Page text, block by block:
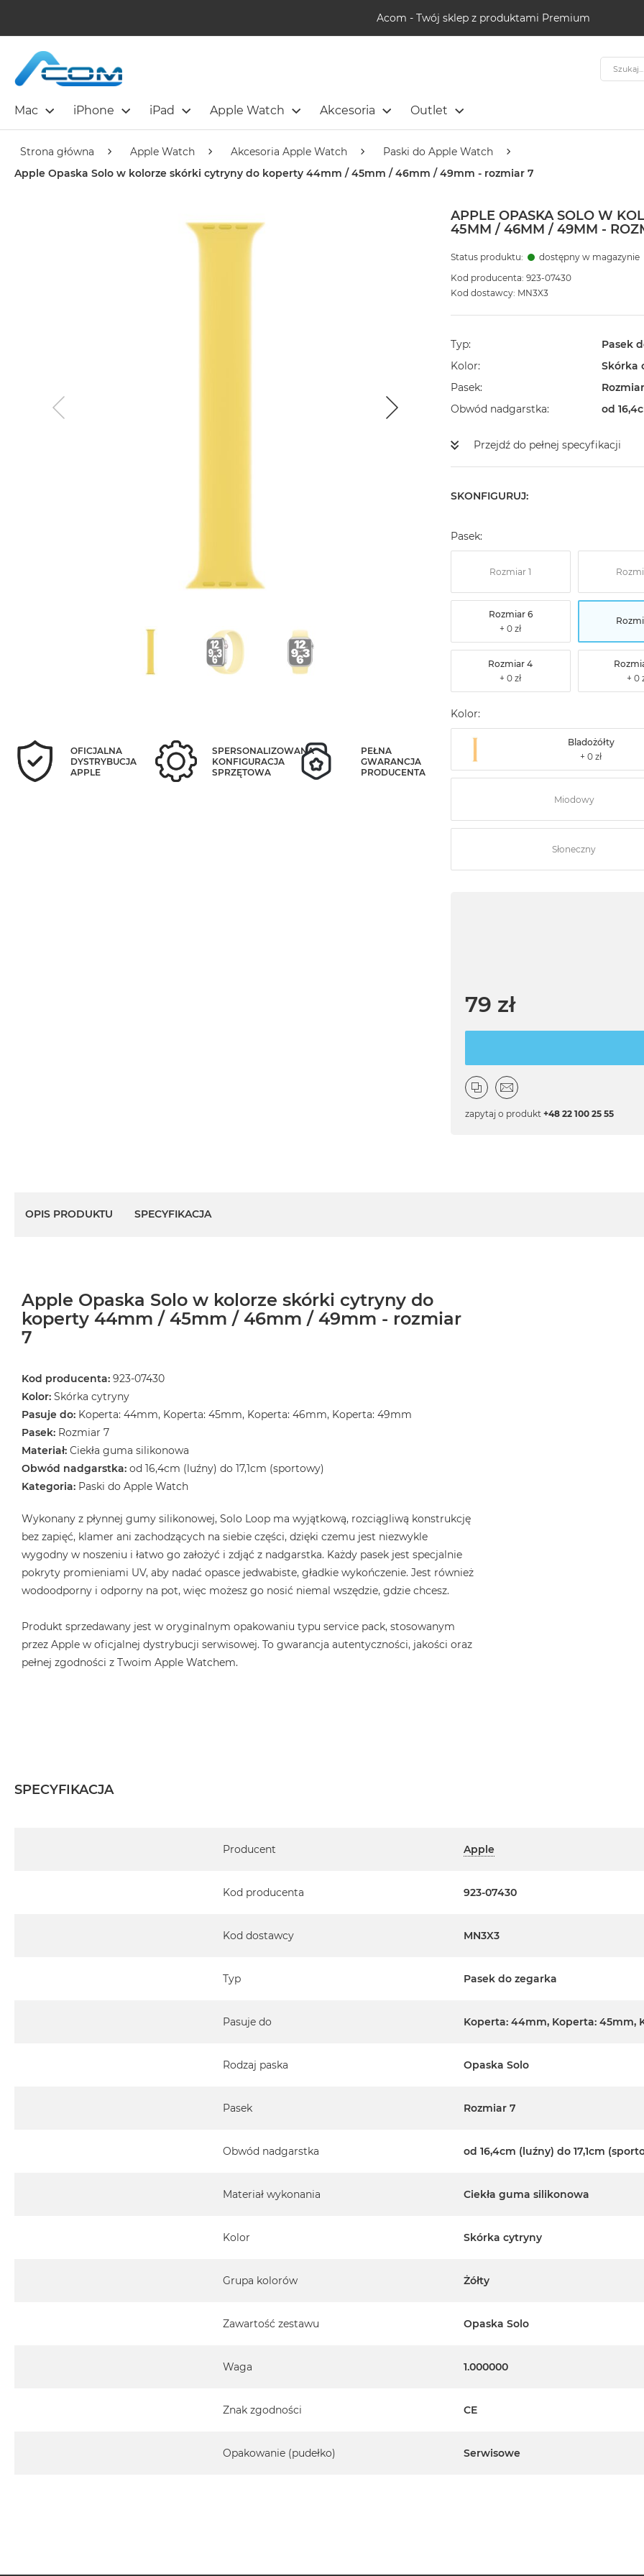
Acom - Twój sklep z produktami Premium
Mac iPhone iPad Apple Watch Akcesoria Outlet
Szukaj
Strona główna Apple Watch Akcesoria Apple Watch
Paski do Apple Watch
Apple Opaska Solo w kolorze skórki cytryny do koperty 44mm / 45mm / 46mm / 49mm - rozmiar 7
APPLE OPASKA SOLO W
45MM / 46MM / 49MM -
Status produktu:
dostępny w magazynie
Kod producenta: 923-07430
Kod dostawcy: MN3X3
Typ
Pasek
Kolor
Skórka
Pasek
Obwód nadgarstka
od
Przejdź do pełnej specyfikacji
SKONFIGURUJ:
Pasek:
Rozmiar 1
Rozmiar 6
Rozmiar 4
Kolor:
Bladożółty
Miodowy
Słoneczny
79 zł
zapytaj o produkt +48 22 100 25 55
OFICJALNA
DYSTRYBUCJA
APPLE
SPERSONALIZOWANA
KONFIGURACJA
SPRZĘTOWA
PEŁNA
GWARANCJA
PRODUCENTA
OPIS PRODUKTU SPECYFIKACJA
Apple Opaska Solo w kolorze skórki cytryny do
koperty 44mm / 45mm / 46mm / 49mm - rozmiar
7
Kod producenta: 923-07430
Kolor: Skórka cytryny
Pasuje do: Koperta: 44mm, Koperta: 45mm, Koperta: 46mm, Koperta: 49mm
Pasek: Rozmiar 7
Materiał: Ciekła guma silikonowa
Obwód nadgarstka: od 16,4cm (luźny) do 17,1cm (sportowy)
Kategoria: Paski do Apple Watch
Wykonany z płynnej gumy silikonowej, Solo Loop ma wyjątkową, rozciągliwą konstrukcję
bez zapięć, klamer ani zachodzących na siebie części, dzięki czemu jest niezwykle
wygodny w noszeniu i łatwo go założyć i zdjąć z nadgarstka. Każdy pasek jest specjalnie
pokryty promieniami UV, aby nadać opasce jedwabiste, gładkie wykończenie. Jest również
wodoodporny i odporny na pot, więc możesz go nosić niemal wszędzie, gdzie chcesz.
Produkt sprzedawany jest w oryginalnym opakowaniu typu service pack, stosowanym
przez Apple w oficjalnej dystrybucji serwisowej. To gwarancja autentyczności, jakości oraz
pełnej zgodności z Twoim Apple Watchem.
SPECYFIKACJA
Producent
Apple
Kod producenta 923-07430
Kod dostawcy MN3X3
Typ Pasek do zegarka
Pasuje do Koperta: 44mm, Koperta: 45mm,
Rodzaj paska Opaska Solo
Pasek Rozmiar 7
Obwód nadgarstka od 16,4cm (luźny) do 17,1cm
Materiał wykonania Ciekła guma silikonowa
Kolor Skórka cytryny
Grupa kolorów Żółty
Zawartość zestawu Opaska Solo
Waga 1.000000
Znak zgodności CE
Opakowanie (pudełko) Serwisowe